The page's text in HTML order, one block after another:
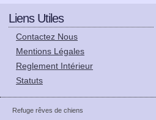
Liens Utiles
Contactez Nous
Mentions Légales
Reglement Intérieur
Statuts
Refuge rêves de chiens